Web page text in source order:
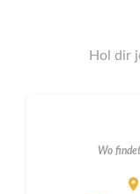
Hol dir
Wo